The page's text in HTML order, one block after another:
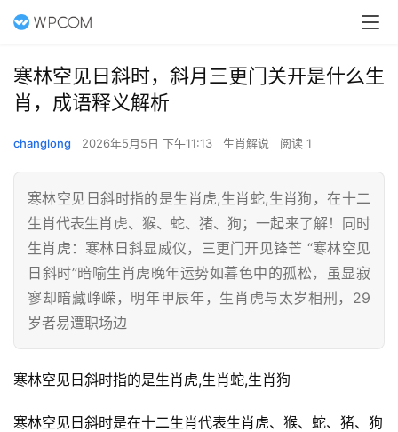
寒林空见日斜时，斜月三更门关开是什么生
肖，成语释义解析
changlong 2026年5月5日 下午11:13 生肖解说 阅读 1
寒林空见日斜时指的是生肖虎,生肖蛇,生肖狗，在十二
生肖代表生肖虎、猴、蛇、猪、狗；一起来了解！同时
生肖虎：寒林日斜显威仪，三更门开见锋芒 “寒林空见
日斜时”暗喻生肖虎晚年运势如暮色中的孤松，虽显寂
寥却暗藏峥嵘，明年甲辰年，生肖虎与太岁相刑，29
岁者易遭职场边
寒林空见日斜时指的是生肖虎,生肖蛇,生肖狗
寒林空见日斜时是在十二生肖代表生肖虎、猴、蛇、猪、狗